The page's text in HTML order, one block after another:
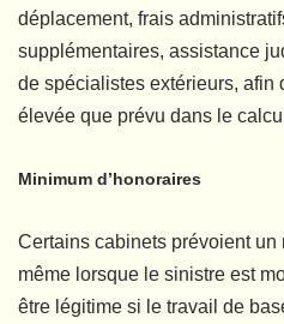
déplacement, frais
supplémentaires, assistance
de spécialistes extérieurs, afin
élevée que prévu dans le
Minimum d’honoraires
Certains cabinets prévoient un
même lorsque le sinistre est
être légitime si le travail de